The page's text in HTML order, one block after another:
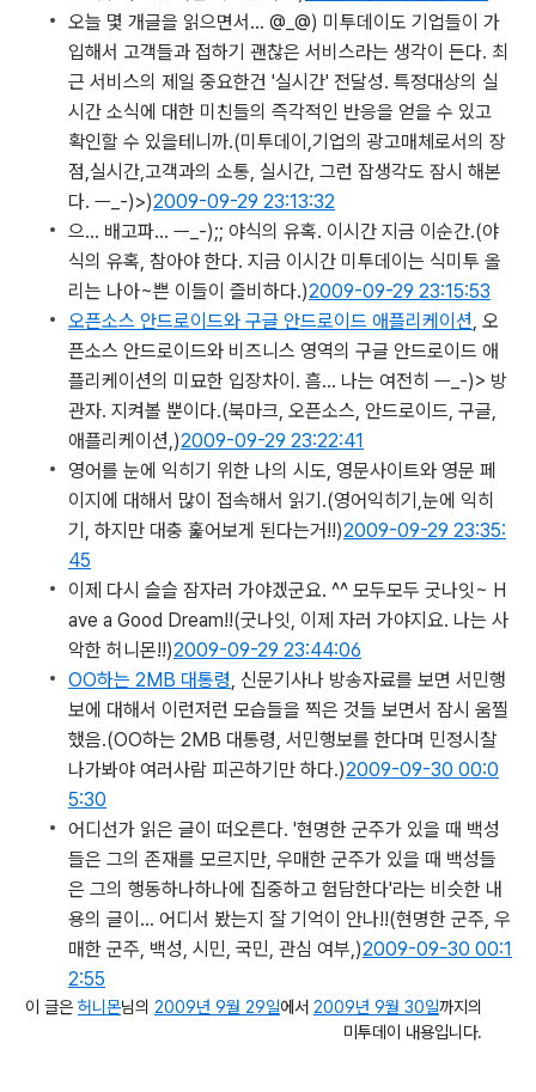
오늘 몇 개글을 읽으면서… @_@) 미투데이도 기업들이 가
입해서 고객들과 접하기 괜찮은 서비스라는 생각이 든다. 최
근 서비스의 제일 중요한건 '실시간' 전달성. 특정대상의 실
시간 소식에 대한 미친들의 즉각적인 반응을 얻을 수 있고
확인할 수 있을테니까.(미투데이,기업의 광고매체로서의 장
점,실시간,고객과의 소통, 실시간, 그런 잡생각도 잠시 해본
다. ㅡ_-)>)2009-09-29 23:13:32
으… 배고파… ㅡ_-);; 야식의 유혹. 이시간 지금 이순간.(야
식의 유혹, 참아야 한다. 지금 이시간 미투데이는 식미투 올
리는 나아~쁜 이들이 즐비하다.)2009-09-29 23:15:53
오픈소스 안드로이드와 구글 안드로이드 애플리케이션, 오
픈소스 안드로이드와 비즈니스 영역의 구글 안드로이드 애
플리케이션의 미묘한 입장차이. 흠… 나는 여전히 ㅡ_-)> 방
관자. 지켜볼 뿐이다.(북마크, 오픈소스, 안드로이드, 구글,
애플리케이션,)2009-09-29 23:22:41
영어를 눈에 익히기 위한 나의 시도, 영문사이트와 영문 페
이지에 대해서 많이 접속해서 읽기.(영어익히기,눈에 익히
기, 하지만 대충 훑어보게 된다는거!!)2009-09-29 23:35:
45
이제 다시 슬슬 잠자러 가야겠군요. ^^ 모두모두 굿나잇~ H
ave a Good Dream!!(굿나잇, 이제 자러 가야지요. 나는 사
악한 허니몬!!)2009-09-29 23:44:06
OO하는 2MB 대통령, 신문기사나 방송자료를 보면 서민행
보에 대해서 이런저런 모습들을 찍은 것들 보면서 잠시 움찔
했음.(OO하는 2MB 대통령, 서민행보를 한다며 민정시찰
나가봐야 여러사람 피곤하기만 하다.)2009-09-30 00:0
5:30
어디선가 읽은 글이 떠오른다. '현명한 군주가 있을 때 백성
들은 그의 존재를 모르지만, 우매한 군주가 있을 때 백성들
은 그의 행동하나하나에 집중하고 험담한다'라는 비슷한 내
용의 글이… 어디서 봤는지 잘 기억이 안나!!(현명한 군주, 우
매한 군주, 백성, 시민, 국민, 관심 여부,)2009-09-30 00:1
2:55
이 글은허니몬님의 2009년 9월 29일에서 2009년 9월 30일까지의
미투데이 내용입니다.